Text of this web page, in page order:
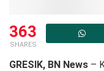
363
SHARES
GRESIK, BN News –